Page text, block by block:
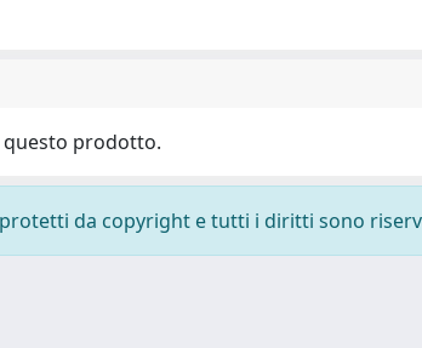
questo prodotto.
da copyright e tutti i diritti sono